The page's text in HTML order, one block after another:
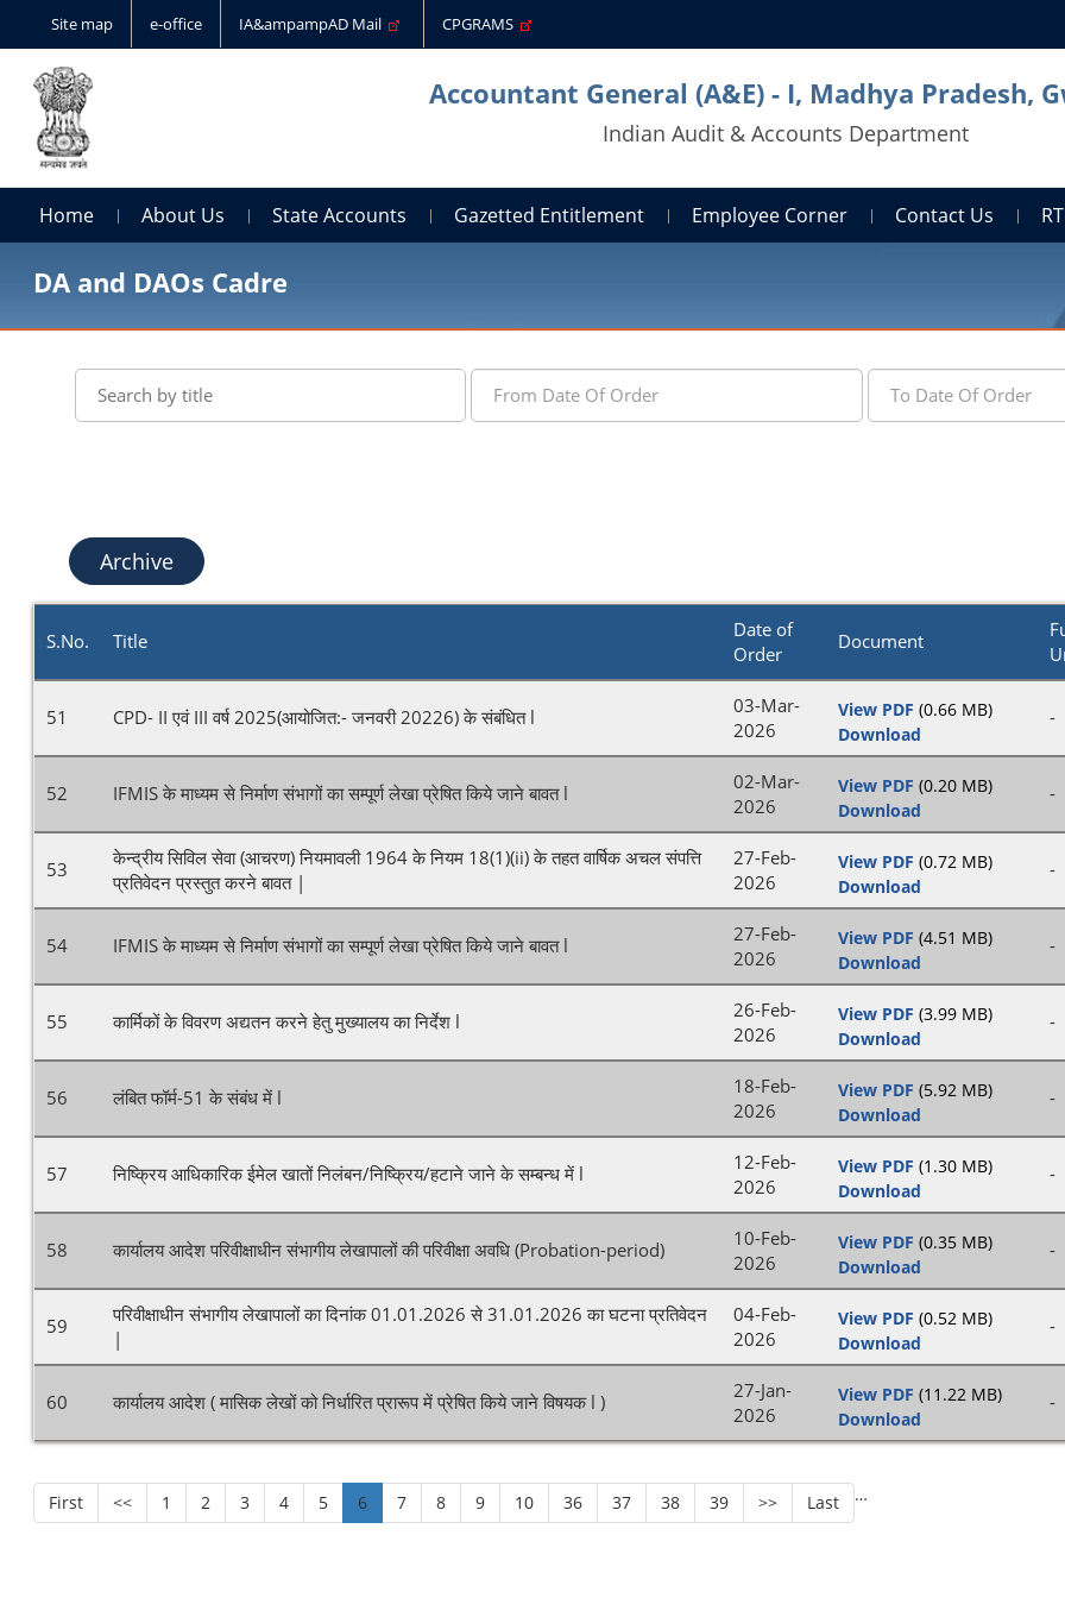
Site map e-office IA&ampampAD Mail CPGRAMS
Accountant General (A&E) - I, Madhya Pradesh,
Indian Audit & Accounts Department
Home About Us State Accounts Gazetted Entitlement Employee Corner Contact Us
DA and DAOs Cadre
Archive
S.No. Title
Date of
Order
Document
51 CPD- II एवं III वर्ष 2025(आयोजित:- जनवरी 20226) के संबंधित l
03-Mar-
2026
View PDF (0.66 MB)
Download
-
52 IFMIS के माध्यम से निर्माण संभागों का सम्पूर्ण लेखा प्रेषित किये जाने बावत l
02-Mar-
2026
View PDF (0.20 MB)
Download
-
53
केन्द्रीय सिविल सेवा (आचरण) नियमावली 1964 के नियम 18(1)(ii) के तहत वार्षिक अचल संपत्ति
प्रतिवेदन प्रस्तुत करने बावत |
27-Feb-
2026
View PDF (0.72 MB)
Download
-
54 IFMIS के माध्यम से निर्माण संभागों का सम्पूर्ण लेखा प्रेषित किये जाने बावत l
27-Feb-
2026
View PDF (4.51 MB)
Download
-
55 कार्मिकों के विवरण अद्यतन करने हेतु मुख्यालय का निर्देश l
26-Feb-
2026
View PDF (3.99 MB)
Download
-
56 लंबित फॉर्म-51 के संबंध में l
18-Feb-
2026
View PDF (5.92 MB)
Download
-
57 निष्क्रिय आधिकारिक ईमेल खातों निलंबन/निष्क्रिय/हटाने जाने के सम्बन्ध में l
12-Feb-
2026
View PDF (1.30 MB)
Download
-
58 कार्यालय आदेश परिवीक्षाधीन संभागीय लेखापालों की परिवीक्षा अवधि (Probation-period)
10-Feb-
2026
View PDF (0.35 MB)
Download
-
59
परिवीक्षाधीन संभागीय लेखापालों का दिनांक 01.01.2026 से 31.01.2026 का घटना प्रतिवेदन
|
04-Feb-
2026
View PDF (0.52 MB)
Download
-
60 कार्यालय आदेश ( मासिक लेखों को निर्धारित प्रारूप में प्रेषित किये जाने विषयक l )
27-Jan-
2026
View PDF (11.22 MB)
Download
-
First << 1 2 3 4 5 6 7 8 9 10 …
36 37 38 39 >> Last